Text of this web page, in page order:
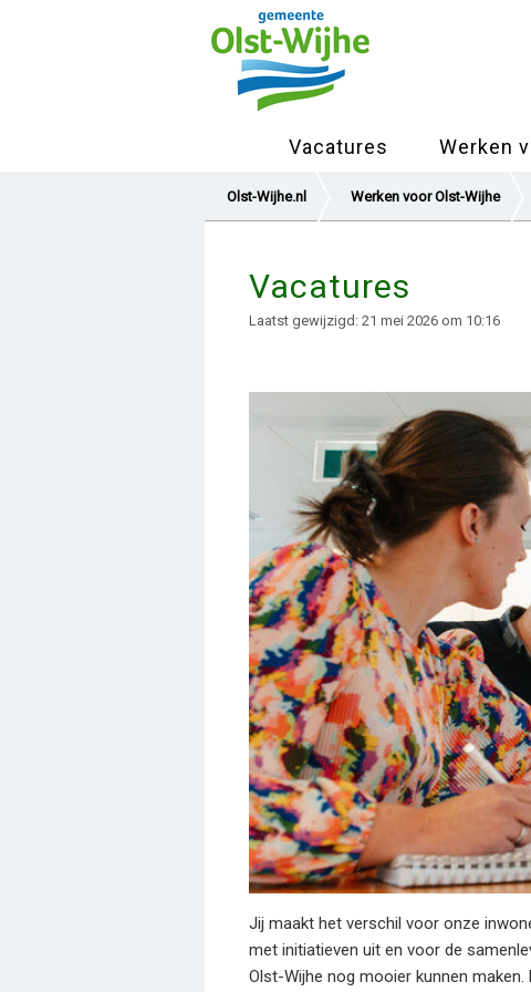
Vacatures Werken
Olst-Wijhe.nl Werken voor Olst-Wijhe
Vacatures
Laatst gewijzigd: 21 mei 2026 om 10:16
Jij maakt het verschil voor onze
met initiatieven uit en voor de
Olst-Wijhe nog mooier kunnen